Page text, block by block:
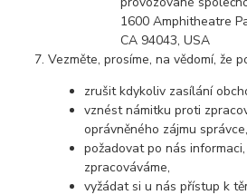
1600 Amphitheatre
CA 94043, USA
Vezměte, prosíme, na vědomí, že
zrušit kdykoliv zasílání
vznést námitku proti
oprávněného zájmu správce,
požadovat po nás
zpracováváme,
vyžádat si u nás přístup k